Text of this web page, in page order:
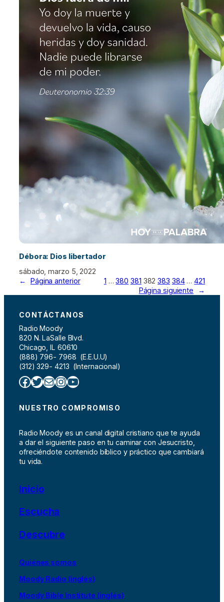
Débora: Dios libertador
sábado, marzo 5, 2022
←
Página anterior 1 … 380 381 382 383 384 … 421
Página siguiente
→
CONTÁCTANOS
Radio Moody
820 N. LaSalle Blvd.
Chicago, IL 60610
(888) 796- 7968 (E.E.U.U)
(312) 329- 4213 (Internacional)
Facebook Twitter Correo electrónico InstagramYouTube
NUESTRO COMPROMISO
Radio Moody es un canal digital cristiano que te ayuda
a dar el siguiente paso en tu caminar con Jesucristo,
ofreciéndote contenido bíblico y práctico que cambiará
tu vida.
Inicio
Escucha
Descubre
Quiénes somos
Moody Radio (inglés)
Moody Bible Institute (inglés)